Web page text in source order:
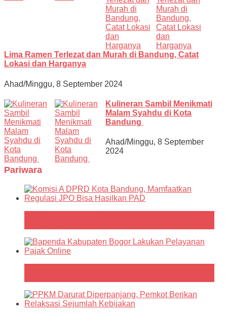
Lima Ramen Terlezat dan Murah di Bandung, Catat
Lokasi dan Harganya
Ahad/Minggu, 8 September 2024
Kulineran Sambil Menikmati
Malam Syahdu di Kota
Bandung
Ahad/Minggu, 8 September
2024
Pariwara